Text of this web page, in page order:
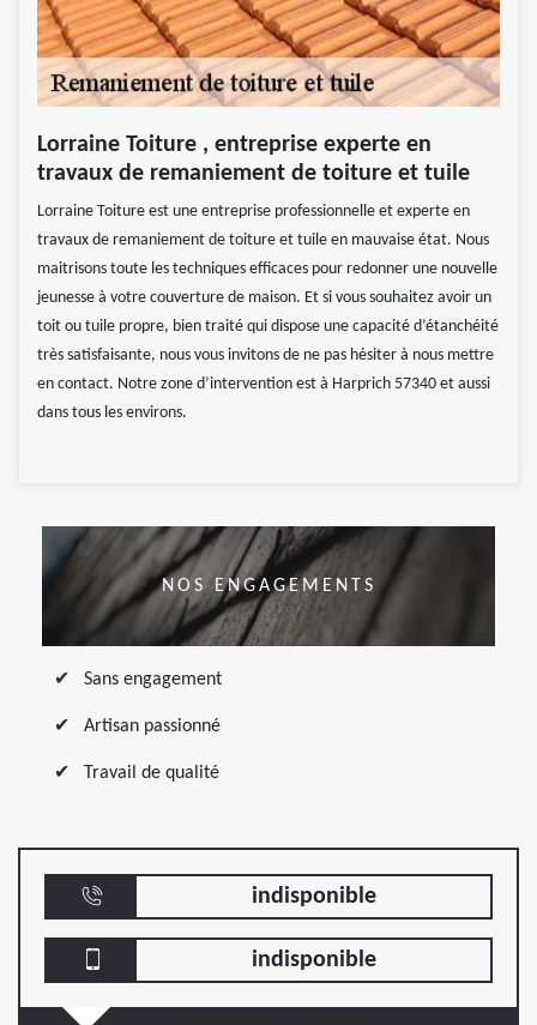
Lorraine Toiture , entreprise experte en
travaux de remaniement de toiture et tuile
Lorraine Toiture est une entreprise professionnelle et experte en
travaux de remaniement de toiture et tuile en mauvaise état. Nous
maitrisons toute les techniques efficaces pour redonner une nouvelle
jeunesse à votre couverture de maison. Et si vous souhaitez avoir un
toit ou tuile propre, bien traité qui dispose une capacité d’étanchéité
très satisfaisante, nous vous invitons de ne pas hésiter à nous mettre
en contact. Notre zone d’intervention est à Harprich 57340 et aussi
dans tous les environs.
NOS ENGAGEMENTS
Sans engagement
Artisan passionné
Travail de qualité
indisponible
indisponible